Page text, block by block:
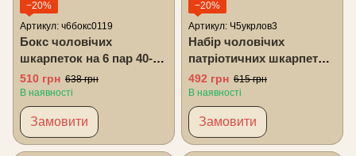
−20%
Артикул: ч6бокс0119
Бокс чоловічих
шкарпеток на 6 пар 40-45
р в подарунковій
коробці із стрічкою
510 грн 638 грн
В наявності
Замовити
−20%
Артикул: Ч5укрлов3
Набір чоловічих
патріотичних шкарпеток
40-45 на 5 пар у
подарунковій коробці із
стрічкою
492 грн 615 грн
В наявності
Замовити